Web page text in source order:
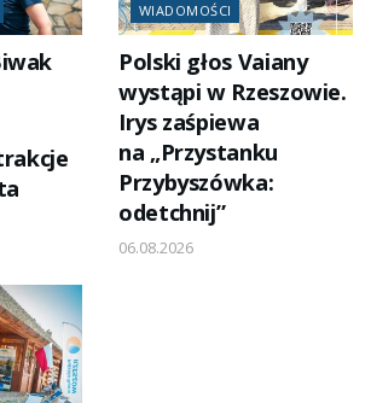
WIADOMOŚCI
Polski głos Vaiany
wystąpi w Rzeszowie.
Irys zaśpiewa
na „Przystanku
Przybyszówka:
odetchnij”
06.08.2026